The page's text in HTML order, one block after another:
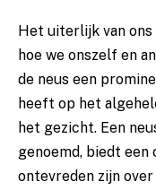
Het uiterlijk van
hoe we onszelf en
de neus een
heeft op het
het gezicht. Een
genoemd, biedt een
ontevreden zijn